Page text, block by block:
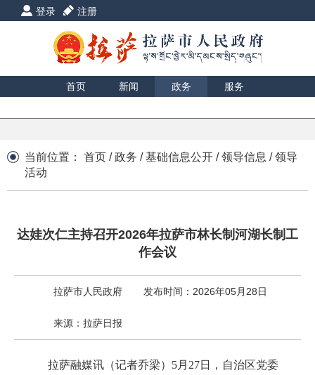
登录 注册
首页 新闻 政务
服务
当前位置： 首页 /政务 /基础信息公开 /领导信息 /领导
活动
达娃次仁主持召开2026年拉萨市林长制河湖长制工
作会议
拉萨市人民政府 发布时间：2026年05月28日
来源：拉萨日报
拉萨融媒讯（记者乔梁）5月27日，自治区党委